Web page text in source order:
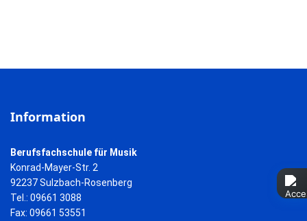
Information
Berufsfachschule für Musik
Konrad-Mayer-Str. 2
92237 Sulzbach-Rosenberg
Tel.: 09661 3088
Fax: 09661 53551